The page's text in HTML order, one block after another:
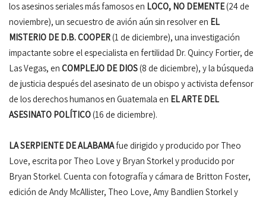
los asesinos seriales más famosos en LOCO, NO DEMENTE(24 de
noviembre), un secuestro de avión aún sin resolver en EL
MISTERIO DE D.B. COOPER(1 de diciembre), una investigación
impactante sobre el especialista en fertilidad Dr. Quincy Fortier, de
Las Vegas, en COMPLEJO DE DIOS(8 de diciembre), y la búsqueda
de justicia después del asesinato de un obispo y activista defensor
de los derechos humanos en Guatemala en EL ARTE DEL
ASESINATO POLÍTICO(16 de diciembre).
LA SERPIENTE DE ALABAMAfue dirigido y producido por Theo
Love, escrita por Theo Love y Bryan Storkel y producido por
Bryan Storkel. Cuenta con fotografía y cámara de Britton Foster,
edición de Andy McAllister, Theo Love, Amy Bandlien Storkel y